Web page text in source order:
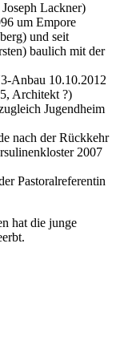
Lackner)
um Empore
und seit
baulich mit der
Anbau 10.10.2012
Architekt ?)
Jugendheim
nach der Rückkehr
2007
Pastoralreferentin
hat die junge